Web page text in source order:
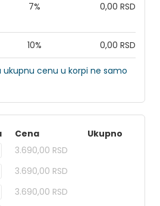
7% 0,00 RSD
10% 0,00 RSD
ukupnu cenu u korpi ne samo
Cena
Ukupno
3.690,00 RSD
3.690,00 RSD
3.690,00 RSD